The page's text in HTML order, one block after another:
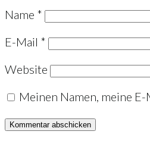
Name *
E-Mail *
Website
Meinen Namen, meine